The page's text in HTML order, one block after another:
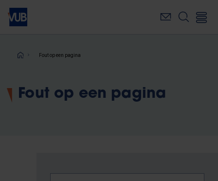
Overslaan
naar
inhoudKruimelpad
Fout op een pagina
Fout op een pagina